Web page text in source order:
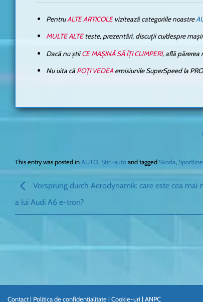
PentruALTE ARTICOLEvizitează categoriile noastre
MULTE ALTEteste, prezentări, discuții cu/despre
Dacă nu știiCE MAȘINĂ SĂ ÎȚI CUMPERI, află părerea
Nu uita căPOȚI VEDEAemisiunile SuperSpeed la
This entry was posted in AUTO, Știri-auto and tagged Skoda, Sportline
Vorsprung durch Aerodynamik: care este cea mai
a lui Audi A6 e-tron?
Contact | Politica de confidentialitate | Cookie-uri | ANPC